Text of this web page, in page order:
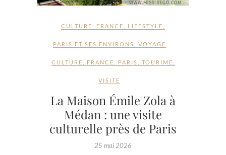
CULTURE FRANCE LIFESTYLE
PARIS ET SES ENVIRONS VOYAGE
CULTURE FRANCE PARIS TOURIME
VISITE
La Maison Émile Zola à
Médan : une visite
culturelle près de Paris
25 mai 2026